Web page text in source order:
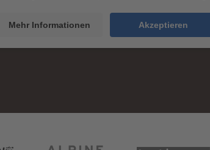
Mehr Informationen Akzeptieren